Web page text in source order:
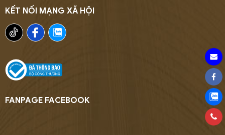
KẾT NỐI MẠNG XÃ HỘI
FANPAGE FACEBOOK